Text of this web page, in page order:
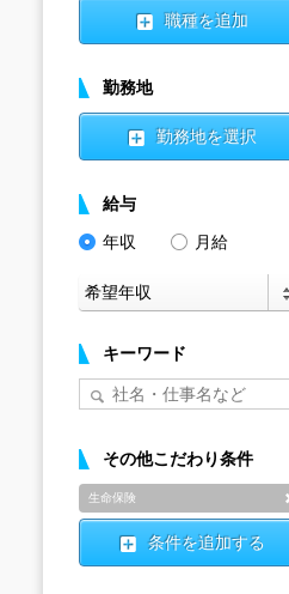
職種を追加
勤務地
勤務地を選択
給与
年収
月給
キーワード
その他こだわり条件
生命保険
条件を追加する